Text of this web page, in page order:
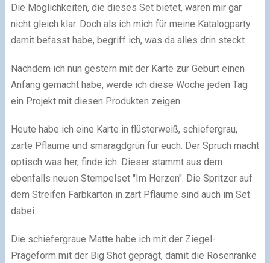
Die Möglichkeiten, die dieses Set bietet, waren mir gar
nicht gleich klar. Doch als ich mich für meine Katalogparty
damit befasst habe, begriff ich, was da alles drin steckt.
Nachdem ich nun gestern mit der Karte zur Geburt einen
Anfang gemacht habe, werde ich diese Woche jeden Tag
ein Projekt mit diesen Produkten zeigen.
Heute habe ich eine Karte in flüsterweiß, schiefergrau,
zarte Pflaume und smaragdgrün für euch. Der Spruch macht
optisch was her, finde ich. Dieser stammt aus dem
ebenfalls neuen Stempelset "Im Herzen". Die Spritzer auf
dem Streifen Farbkarton in zart Pflaume sind auch im Set
dabei.
Die schiefergraue Matte habe ich mit der Ziegel-
Prägeform mit der Big Shot geprägt, damit die Rosenranke